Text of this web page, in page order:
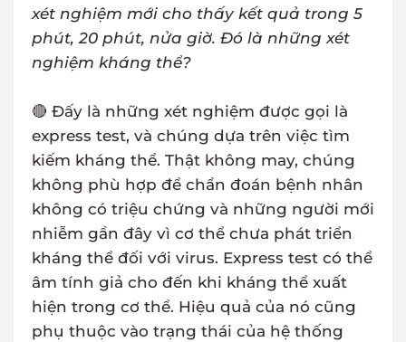
xét nghiệm mới cho thấy kết quả trong 5
phút, 20 phút, nửa giờ. Đó là những xét
nghiệm kháng thể?
🔴 Đấy là những xét nghiệm được gọi là
express test, và chúng dựa trên việc tìm
kiếm kháng thể. Thật không may, chúng
không phù hợp để chẩn đoán bệnh nhân
không có triệu chứng và những người mới
nhiễm gần đây vì cơ thể chưa phát triển
kháng thể đối với virus. Express test có thể
âm tính giả cho đến khi kháng thể xuất
hiện trong cơ thể. Hiệu quả của nó cũng
phụ thuộc vào trạng thái của hệ thống